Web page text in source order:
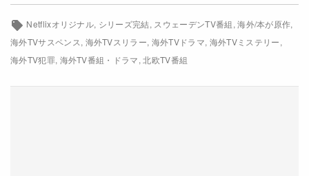
ネットワーク
Netflixオリジナル シリーズ完結 スウェーデンTV番組 海外/本が原作
海外TVサスペンス 海外TVスリラー 海外TVドラマ 海外TVミステリー
海外TV犯罪 海外TV番組・ドラマ 北欧TV番組